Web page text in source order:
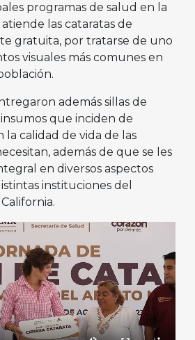
programas de salud en la
las cataratas de
gratuita, por tratarse de uno
visuales más comunes en
además sillas de
que inciden de
la calidad de vida de las
además de que se les
en diversos aspectos
instituciones del